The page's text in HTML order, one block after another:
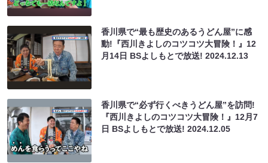
香川県で“最も歴史のあるうどん屋”に感
動!『西川きよしのコツコツ大冒険！』12
月14日 BSよしもとで放送!2024.12.13
香川県で“必ず行くべきうどん屋”を訪問!
『西川きよしのコツコツ大冒険！』12月7
日 BSよしもとで放送!2024.12.05